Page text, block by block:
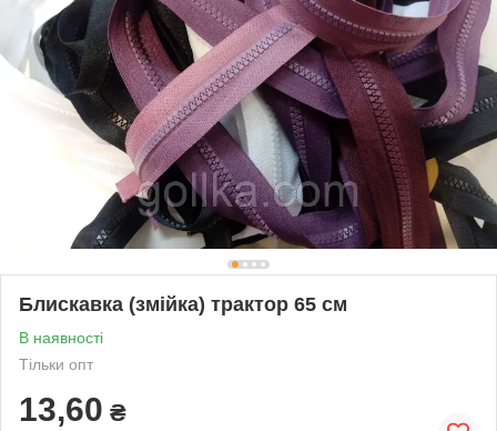
Блискавка (змійка) трактор 65 см
В наявності
Тільки опт
13,60 ₴